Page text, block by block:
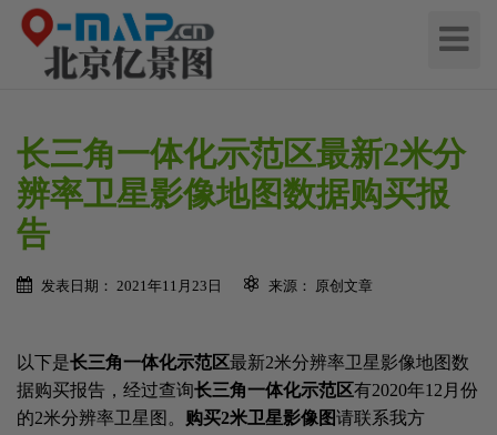
切
长三角一体化示范区最新2米分
辨率卫星影像地图数据购买报
告
发表日期： 2021年11月23日 来源： 原创文章
以下是长三角一体化示范区最新2米分辨率卫星影像地图数
据购买报告，经过查询长三角一体化示范区有2020年12月份
的2米分辨率卫星图。 购买2米卫星影像图请联系我方